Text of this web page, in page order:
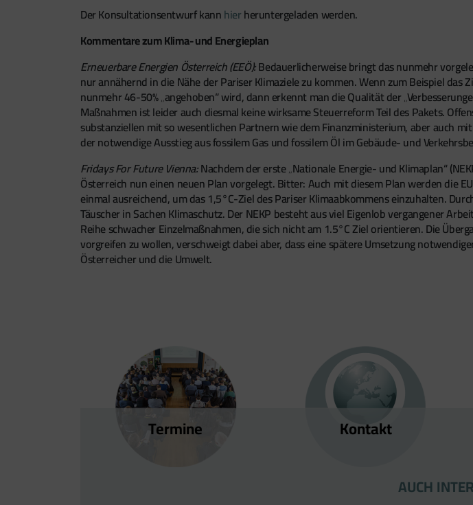
Der Konsultationsentwurf kannhierheruntergeladen werden.
Kommentare zum Klima- und Energieplan
Erneuerbare Energien Österreich (EEÖ):Bedauerlicherweise bringt das nunmehr
nur annähernd in die Nähe der Pariser Klimaziele zu kommen. Wenn zum Beispiel
nunmehr 46-50% „angehoben“ wird, dann erkennt man die Qualität der
Maßnahmen ist leider auch diesmal keine wirksame Steuerreform Teil des Pakets.
substanziellen mit so wesentlichen Partnern wie dem Finanzministerium, aber auch
der notwendige Ausstieg aus fossilem Gas und fossilem Öl im Gebäude- und
Fridays For Future Vienna:Nachdem der erste „Nationale Energie- und Klimaplan“
Österreich nun einen neuen Plan vorgelegt. Bitter: Auch mit diesem Plan werden die
einmal ausreichend, um das 1,5°C-Ziel des Pariser Klimaabkommens einzuhalten.
Täuscher in Sachen Klimaschutz. Der NEKP besteht aus viel Eigenlob vergangener
Reihe schwacher Einzelmaßnahmen, die sich nicht am 1.5°C Ziel orientieren. Die
vorgreifen zu wollen, verschweigt dabei aber, dass eine spätere Umsetzung
Österreicher und die Umwelt.
Termine Kontakt
AUCH